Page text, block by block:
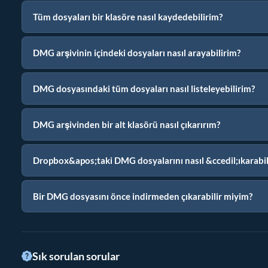
Tüm dosyaları bir klasöre nasıl kaydedebilirim?
DMG arşivinin içindeki dosyaları nasıl arayabilirim?
DMG dosyasındaki tüm dosyaları nasıl listeleyebilirim?
DMG arşivinden bir alt klasörü nasıl çıkarırım?
Dropbox&apos;taki DMG dosyalarını nasıl
Bir DMG dosyasını önce indirmeden çıkarabilir miyim?
Sık sorulan sorular